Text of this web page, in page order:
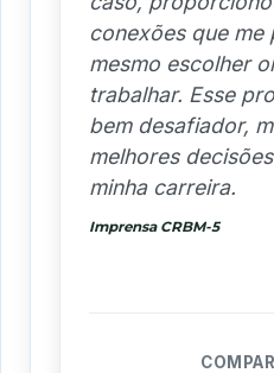
conexões que me
mesmo escolher
trabalhar. Esse
bem desafiador,
melhores
minha carreira.
Imprensa CRBM-5